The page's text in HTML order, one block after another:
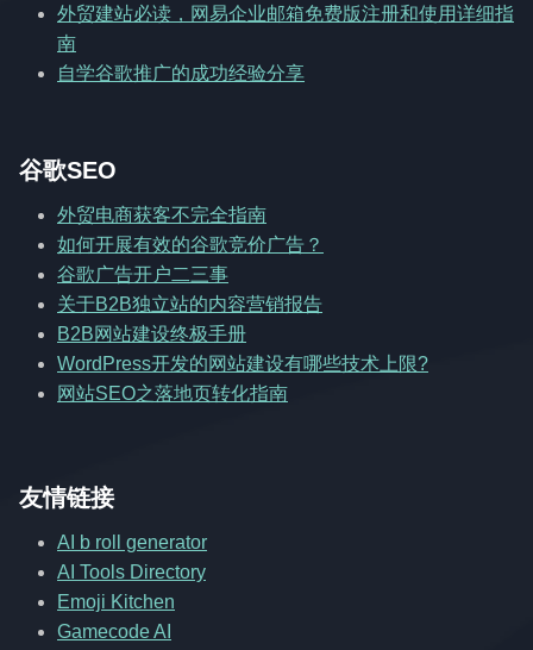
外贸建站必读，网易企业邮箱免费版注册和使用详细指
南
自学谷歌推广的成功经验分享
谷歌SEO
外贸电商获客不完全指南
如何开展有效的谷歌竞价广告？
谷歌广告开户二三事
关于B2B独立站的内容营销报告
B2B网站建设终极手册
WordPress开发的网站建设有哪些技术上限?
网站SEO之落地页转化指南
友情链接
AI b roll generator
AI Tools Directory
Emoji Kitchen
Gamecode AI